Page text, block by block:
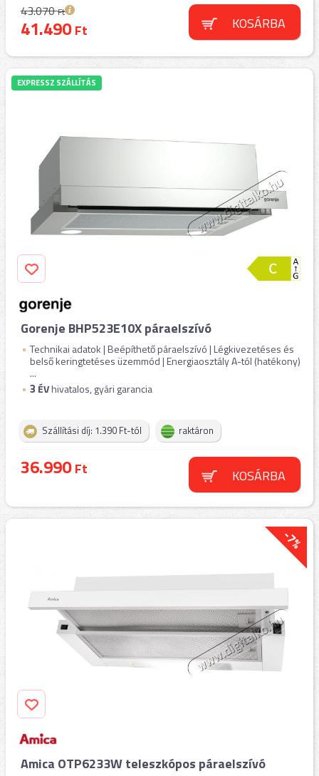
43.070Ft
41.490Ft KOSÁRBA
EXPRESSZ SZÁLLÍTÁS
Gorenje BHP523E10X páraelszívó
Technikai adatok | Beépíthető páraelszívó | Légkivezetéses és
belső keringtetéses üzemmód | Energiaosztály A-tól (hatékony)
...
3 ÉVhivatalos, gyári garancia
Szállítási díj: 1.390 Ft-tól raktáron
36.990Ft KOSÁRBA
-7%
Amica OTP6233W teleszkópos páraelszívó